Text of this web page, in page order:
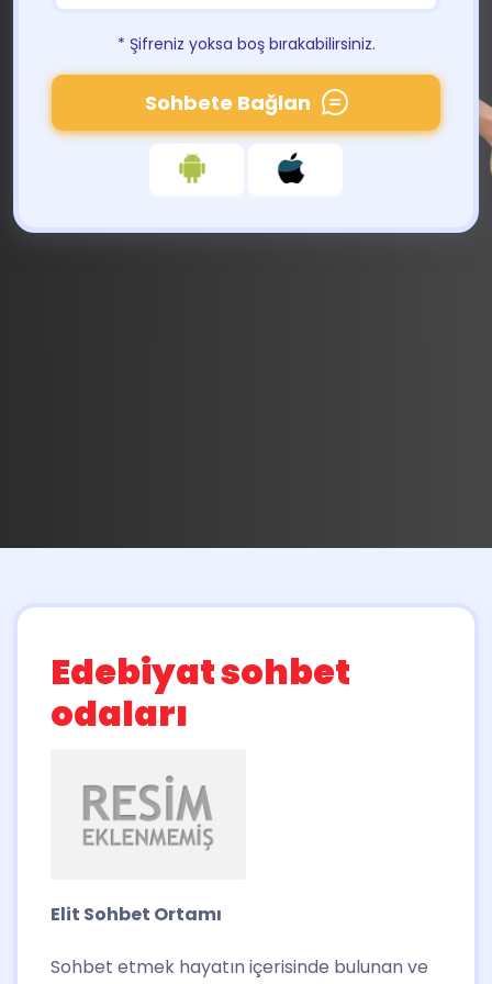
* Şifreniz yoksa boş bırakabilirsiniz.
Sohbete Bağlan
Edebiyat sohbet
odaları
Elit Sohbet Ortamı
Sohbet etmek hayatın içerisinde bulunan ve